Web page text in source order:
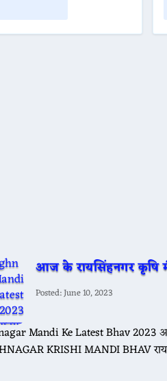
आज के रायसिंहनगर कृषि
Posted: June 10, 2023
Mandi Ke Latest Bhav 2023
KRISHI MANDI BHAV